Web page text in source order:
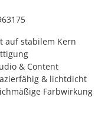
auf stabilem Kern
& Content
& lichtdicht
Farbwirkung